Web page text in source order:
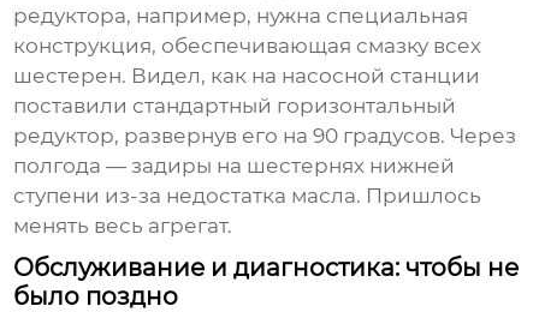
редуктора, например, нужна специальная
конструкция, обеспечивающая смазку всех
шестерен. Видел, как на насосной станции
поставили стандартный горизонтальный
редуктор, развернув его на 90 градусов. Через
полгода — задиры на шестернях нижней
ступени из-за недостатка масла. Пришлось
менять весь агрегат.
Обслуживание и диагностика: чтобы не
было поздно